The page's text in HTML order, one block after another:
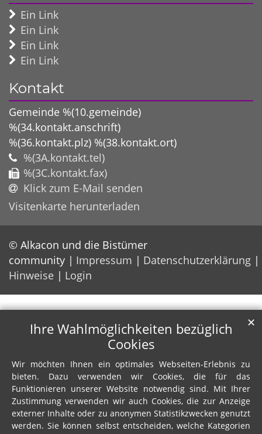
Ein Link
Ein Link
Ein Link
Ein Link
Kontakt
Gemeinde %(10.gemeinde)
%(34.kontakt.anschrift)
%(36.kontakt.plz) %(38.kontakt.ort)
%(3A.kontakt.tel)
%(3C.kontakt.fax)
Klick zum E-Mail senden
Visitenkarte herunterladen
© Alkacon und die Bistümer
community
Impressum
Datenschutzerklärung
Hinweise
Login
Ihre Wahlmöglichkeiten bezüglich
Cookies
Wir möchten Ihnen ein optimales Webseiten-Erlebnis zu
bieten. Dazu verwenden wir Cookies, die für das
Funktionieren unserer Website notwendig sind. Mit Ihrer
Zustimmung verwenden wir auch Cookies, die zur Anzeige
externer Inhalte oder zu anonymen Statistikzwecken genutzt
werden. Sie können selbst entscheiden, welche Kategorien
✕